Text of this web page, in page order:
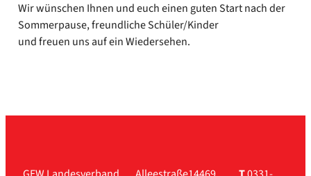
Wir wün­schen Ihnen und euch einen guten Start nach der
Som­mer­pau­se, freund­li­che Schüler/Kinder
und freu­en uns auf ein Wie­der­se­hen.